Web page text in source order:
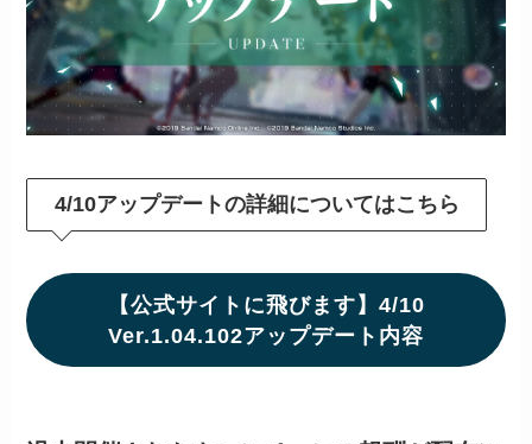
4/10アップデートの詳細についてはこちら
【公式サイトに飛びます】4/10
Ver.1.04.102アップデート内容